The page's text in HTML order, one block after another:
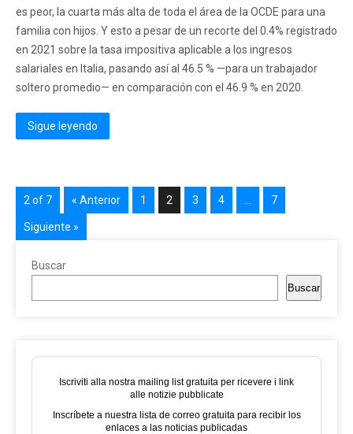
es peor, la cuarta más alta de toda el área de la OCDE para una
familia con hijos. Y esto a pesar de un recorte del 0.4% registrado
en 2021 sobre la tasa impositiva aplicable a los ingresos
salariales en Italia, pasando así al 46.5 % —para un trabajador
soltero promedio— en comparación con el 46.9 % en 2020.
Sigue leyendo
2 of 7 « Anterior 1 2 3 4 7
Siguiente »
Buscar
Buscar
Iscriviti alla nostra mailing list gratuita per ricevere i link
alle notizie pubblicate
Inscríbete a nuestra lista de correo gratuita para recibir los
enlaces a las noticias publicadas